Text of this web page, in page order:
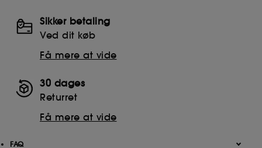
Sikker betaling
Ved dit køb
Få mere at vide
30 dages
Returret
Få mere at vide
FAQ